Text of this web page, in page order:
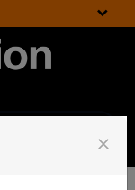
close